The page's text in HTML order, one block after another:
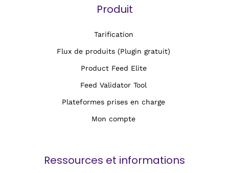
Produit
Tarification
Flux de produits (Plugin gratuit)
Product Feed Elite
Feed Validator Tool
Plateformes prises en charge
Mon compte
Ressources et informations